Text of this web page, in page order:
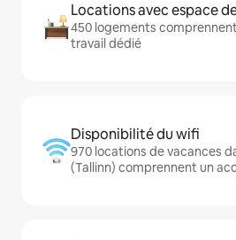
Locations avec espace
450 logements
travail dédié
Disponibilité du wifi
970 locations de vacances
(Tallinn) comprennent un